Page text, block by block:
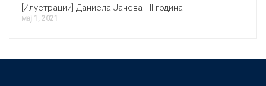
[Илустрации] Даниела Јанева - II година
мај 1, 2021